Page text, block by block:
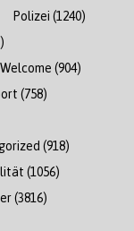
Polizei (1240)
(904)
(758)
(918)
(1056)
(3816)